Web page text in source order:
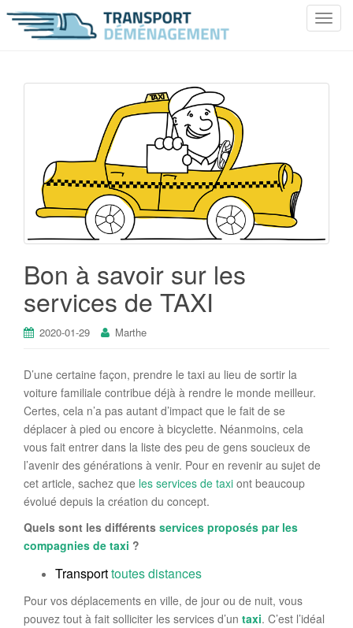
T
t
Bon à savoir sur les
services de TAXI
2020-01-29 Marthe
D’une certaine façon, prendre le taxi au lieu de sortir la
voiture familiale contribue déjà à rendre le monde meilleur.
Certes, cela n’a pas autant d’impact que le fait de se
déplacer à pied ou encore à bicyclette. Néanmoins, cela
vous fait entrer dans la liste des peu de gens soucieux de
l’avenir des générations à venir. Pour en revenir au sujet de
cet article, sachez que les services de taxi ont beaucoup
évolué depuis la création du concept.
Quels sont les différents services proposés par les
compagnies de taxi ?
Transporttoutes distances
Pour vos déplacements en ville, de jour ou de nuit, vous
pouvez tout à fait solliciter les services d’un taxi. C’est l’idéal